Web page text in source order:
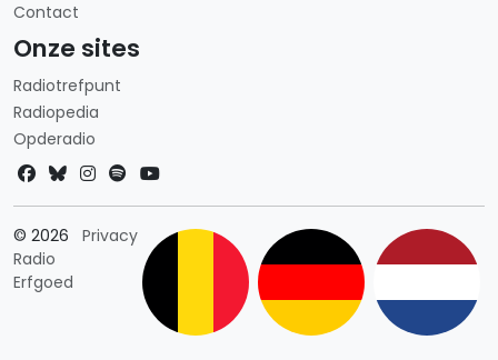
Contact
Onze sites
Radiotrefpunt
Radiopedia
Opderadio
© 2026
Radio
Erfgoed
PrivacyLandkeuze